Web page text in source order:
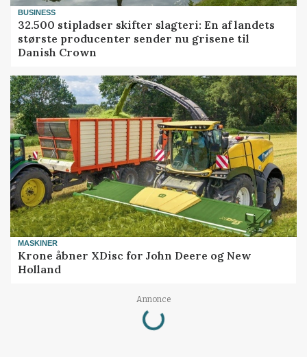
BUSINESS
32.500 stipladser skifter slagteri: En af landets
største producenter sender nu grisene til
Danish Crown
MASKINER
Krone åbner XDisc for John Deere og New
Holland
Annonce
Loading...